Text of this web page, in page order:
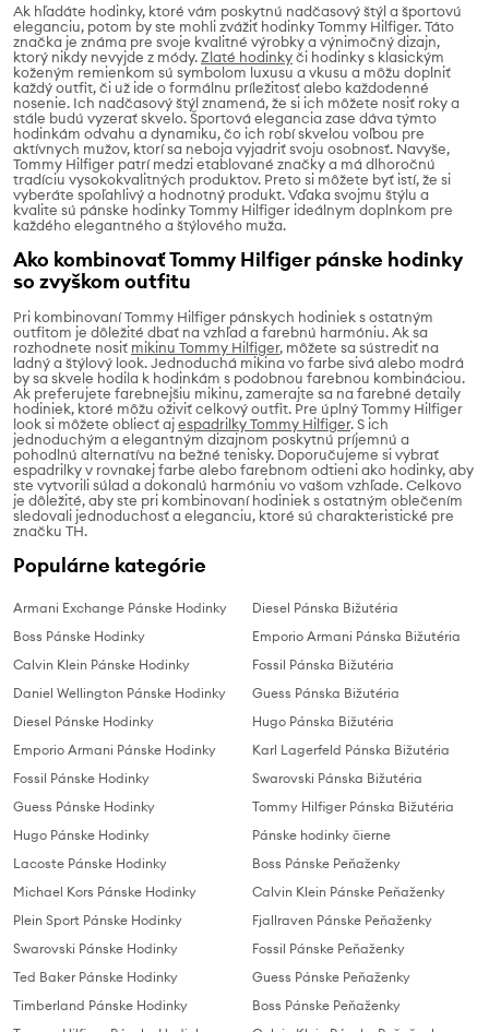
Ak hľadáte hodinky, ktoré vám poskytnú nadčasový štýl a športovú
eleganciu, potom by ste mohli zvážiť hodinky Tommy Hilfiger. Táto
značka je známa pre svoje kvalitné výrobky a výnimočný dizajn,
ktorý nikdy nevyjde z módy.Zlaté hodinkyči hodinky s klasickým
koženým remienkom sú symbolom luxusu a vkusu a môžu doplniť
každý outfit, či už ide o formálnu príležitosť alebo každodenné
nosenie. Ich nadčasový štýl znamená, že si ich môžete nosiť roky a
stále budú vyzerať skvelo. Športová elegancia zase dáva týmto
hodinkám odvahu a dynamiku, čo ich robí skvelou voľbou pre
aktívnych mužov, ktorí sa neboja vyjadriť svoju osobnosť. Navyše,
Tommy Hilfiger patrí medzi etablované značky a má dlhoročnú
tradíciu vysokokvalitných produktov. Preto si môžete byť istí, že si
vyberáte spoľahlivý a hodnotný produkt. Vďaka svojmu štýlu a
kvalite sú pánske hodinky Tommy Hilfiger ideálnym doplnkom pre
každého elegantného a štýlového muža.
Ako kombinovať Tommy Hilfiger pánske hodinky
so zvyškom outfitu
Pri kombinovaní Tommy Hilfiger pánskych hodiniek s ostatným
outfitom je dôležité dbať na vzhľad a farebnú harmóniu. Ak sa
rozhodnete nosiť mikinu Tommy Hilfiger, môžete sa sústrediť na
ladný a štýlový look. Jednoduchá mikina vo farbe sivá alebo modrá
by sa skvele hodila k hodinkám s podobnou farebnou kombináciou.
Ak preferujete farebnejšiu mikinu, zamerajte sa na farebné detaily
hodiniek, ktoré môžu oživiť celkový outfit. Pre úplný Tommy Hilfiger
look si môžete obliecť ajespadrilky Tommy Hilfiger. S ich
jednoduchým a elegantným dizajnom poskytnú príjemnú a
pohodlnú alternatívu na bežné tenisky. Doporučujeme si vybrať
espadrilky v rovnakej farbe alebo farebnom odtieni ako hodinky, aby
ste vytvorili súlad a dokonalú harmóniu vo vašom vzhľade. Celkovo
je dôležité, aby ste pri kombinovaní hodiniek s ostatným oblečením
sledovali jednoduchosť a eleganciu, ktoré sú charakteristické pre
značku TH.
Populárne kategórie
Armani Exchange Pánske Hodinky
Boss Pánske Hodinky
Calvin Klein Pánske Hodinky
Daniel Wellington Pánske Hodinky
Diesel Pánske Hodinky
Emporio Armani Pánske Hodinky
Fossil Pánske Hodinky
Guess Pánske Hodinky
Hugo Pánske Hodinky
Lacoste Pánske Hodinky
Michael Kors Pánske Hodinky
Plein Sport Pánske Hodinky
Swarovski Pánske Hodinky
Ted Baker Pánske Hodinky
Timberland Pánske Hodinky
Diesel Pánska Bižutéria
Emporio Armani Pánska Bižutéria
Fossil Pánska Bižutéria
Guess Pánska Bižutéria
Hugo Pánska Bižutéria
Karl Lagerfeld Pánska Bižutéria
Swarovski Pánska Bižutéria
Tommy Hilfiger Pánska Bižutéria
Pánske hodinky čierne
Boss Pánske Peňaženky
Calvin Klein Pánske Peňaženky
Fjallraven Pánske Peňaženky
Fossil Pánske Peňaženky
Guess Pánske Peňaženky
Boss Pánske Peňaženky